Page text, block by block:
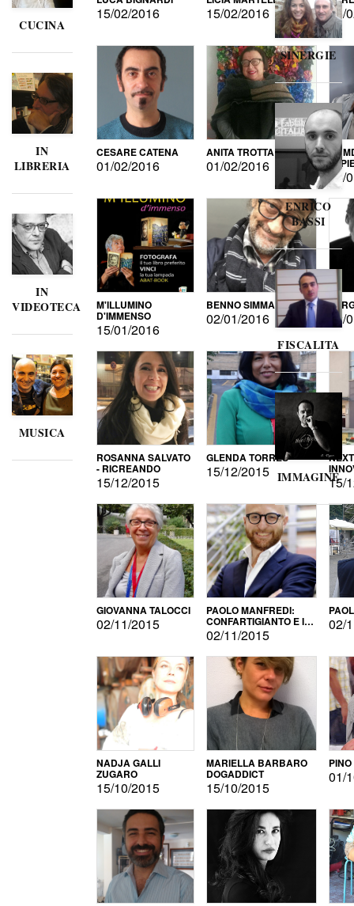
CUCINA
IN
LIBRERIA
IN
VIDEOTECA
MUSICA
15/02/2016 15/02/2016 15/
CESARE CATENA
01/02/2016
ANITA TROTTA
01/02/2016 DI
15/
M'ILLUMINO
D'IMMENSO
15/01/2016
BENNO SIMMA
02/01/2016
ROSANNA SALVATO
- RICREANDO
15/12/2015
GLENDA TORRES
15/12/2015
15/
GIOVANNA TALOCCI
02/11/2015
PAOLO MANFREDI:
CONFARTIGIANTO E IL
SONDAGGIO
02/11/2015
02/
NADJA GALLI
ZUGARO
15/10/2015
MARIELLA BARBARO
DOGADDICT
15/10/2015
01/
SINERGIE
ENRICO
BASSI
FISCALITA
IMMAGINE